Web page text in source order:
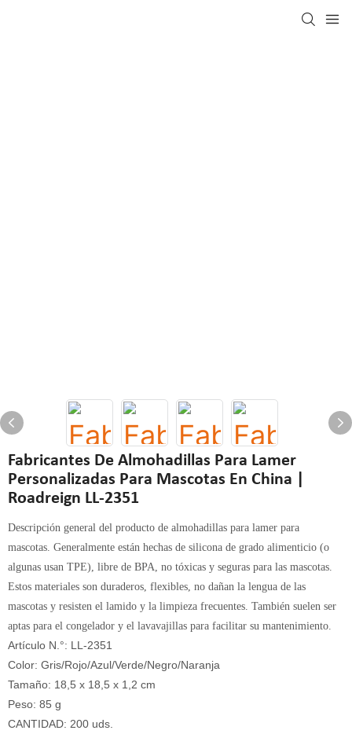
Fabricantes De Almohadillas Para Lamer
Personalizadas Para Mascotas En China |
Roadreign LL-2351
Descripción general del producto de almohadillas para lamer para
mascotas. Generalmente están hechas de silicona de grado alimenticio (o
algunas usan TPE), libre de BPA, no tóxicas y seguras para las mascotas.
Estos materiales son duraderos, flexibles, no dañan la lengua de las
mascotas y resisten el lamido y la limpieza frecuentes. También suelen ser
aptas para el congelador y el lavavajillas para facilitar su mantenimiento.
Artículo N.°: LL-2351
Color: Gris/Rojo/Azul/Verde/Negro/Naranja
Tamaño: 18,5 x 18,5 x 1,2 cm
Peso: 85 g
CANTIDAD: 200 uds.